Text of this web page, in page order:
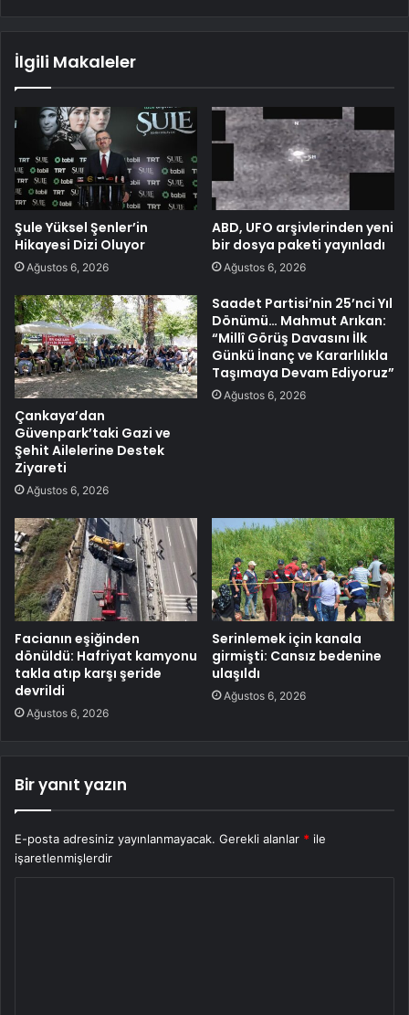
İlgili Makaleler
Şule Yüksel Şenler’in
Hikayesi Dizi Oluyor
Ağustos 6, 2026
ABD, UFO arşivlerinden yeni
bir dosya paketi yayınladı
Ağustos 6, 2026
Çankaya’dan
Güvenpark’taki Gazi ve
Şehit Ailelerine Destek
Ziyareti
Ağustos 6, 2026
Saadet Partisi’nin 25’nci Yıl
Dönümü… Mahmut Arıkan:
“Millî Görüş Davasını İlk
Günkü İnanç ve Kararlılıkla
Taşımaya Devam Ediyoruz”
Ağustos 6, 2026
Facianın eşiğinden
dönüldü: Hafriyat kamyonu
takla atıp karşı şeride
devrildi
Ağustos 6, 2026
Serinlemek için kanala
girmişti: Cansız bedenine
ulaşıldı
Ağustos 6, 2026
Bir yanıt yazın
E-posta adresiniz yayınlanmayacak. Gerekli alanlar * ile
işaretlenmişlerdir